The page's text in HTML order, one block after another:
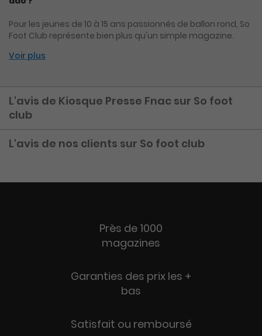
Pour les jeunes de 10 à 15 ans passionnés de ballon rond, So
Foot Club représente bien plus qu'un simple magazine.
Voir plus
L'avis de Kiosque Presse Fnac sur So foot
club
L'avis de nos clients sur So foot club
Près de 1000
magazines
Garanties des prix les +
bas
Satisfait ou remboursé